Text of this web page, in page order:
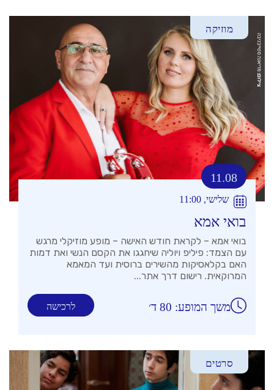
מוזיקה
11.08
שלישי, 11:00
בואי אמא
בואי אמא – לקראת חודש האישה – מופע מוזיקלי מרגש
עם הצמד: פיליפ ויוליה שיחגגו את הקסם הנשי ואת דמות
האם בקלאסיקות מהשירים ברוסית ועד המאמא
המרוקאית. רישום דרך אתר...
לרכישה משך המופע: 80 ד׳
סרטים